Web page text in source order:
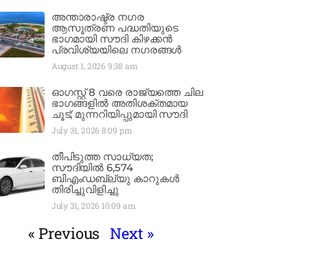
അന്താരാഷ്ട്ര നഗര
ആസൂത്രണ പദ്ധതിയുടെ
ഭാഗമായി സൗദി കിഴക്കൻ
പ്രവിശ്യയിലെ നഗരങ്ങൾ
August 1, 20269:38 am
ഓഗസ്റ്റ് 8 വരെ രാജ്യത്തെ ചില
ഭാഗങ്ങളിൽ അതിശക്തമായ
ചൂട്; മുന്നറിയിപ്പുമായി സൗദി
July 31, 20268:09 pm
തീപിടുത്ത സാധ്യത;
സൗദിയിൽ 6,574
ബിഎംഡബ്ല്യു കാറുകൾ
തിരിച്ചുവിളിച്ചു
July 31, 2026 10:09 am
« Previous Next »